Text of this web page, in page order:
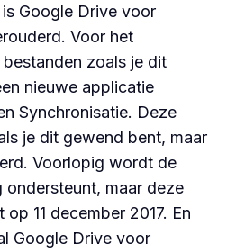
Google Drive voor
Voor het
zoals je dit
nieuwe applicatie
Synchronisatie. Deze
je dit gewend bent, maar
Voorlopig wordt de
maar deze
11 december 2017. En
Google Drive voor